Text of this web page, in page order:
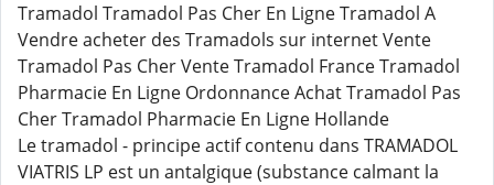
Tramadol Tramadol Pas Cher En Ligne Tramadol A
Vendre acheter des Tramadols sur internet Vente
Tramadol Pas Cher Vente Tramadol France Tramadol
Pharmacie En Ligne Ordonnance Achat Tramadol Pas
Cher Tramadol Pharmacie En Ligne Hollande
Le tramadol - principe actif contenu dans TRAMADOL
VIATRIS LP est un antalgique (substance calmant la